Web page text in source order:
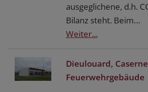
ausgeglichene, d.h.
Bilanz steht. Beim…
Weiter...
Dieulouard,
Feuerwehrgebäude